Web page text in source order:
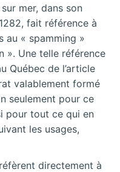
mer, dans son
fait référence à
au « spamming »
». Une telle référence
Québec de l’article
valablement formé
seulement pour ce
pour tout ce qui en
les usages,
directement à